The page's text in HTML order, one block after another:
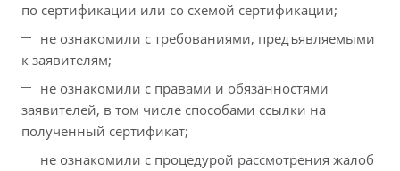
по сертификации или со схемой сертификации;
не ознакомили с требованиями, предъявляемыми
к заявителям;
не ознакомили с правами и обязанностями
заявителей, в том числе способами ссылки на
полученный сертификат;
не ознакомили с процедурой рассмотрения жалоб